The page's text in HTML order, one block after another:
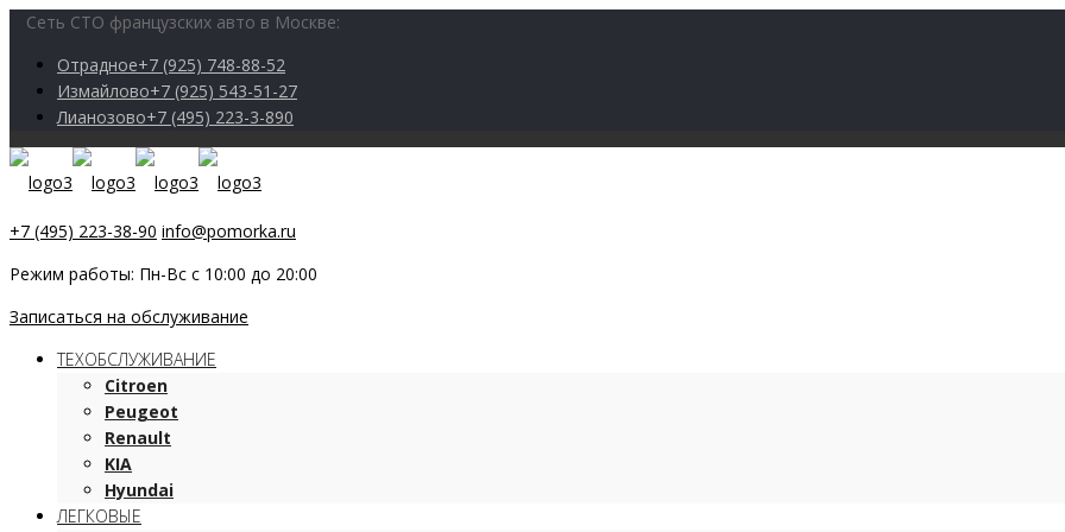
Сеть СТО французских авто в Москве:
Отрадное+7 (925) 748-88-52
Измайлово+7 (925) 543-51-27
Лианозово+7 (495) 223-3-890
+7 (495) 223-38-90 info@pomorka.ru
Режим работы: Пн-Вс с 10:00 до 20:00
Записаться на обслуживание
ТЕХОБСЛУЖИВАНИЕ
Citroen
Peugeot
Renault
KIA
Hyundai
ЛЕГКОВЫЕ